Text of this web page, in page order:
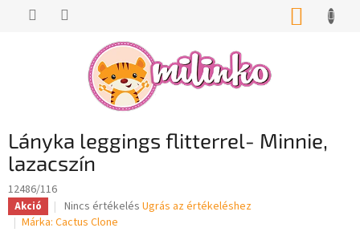
KOSÁR
Lányka leggings flitterrel- Minnie,
lazacszín
12486/116
Akció
A
termék
Nincs értékelés Ugrás az értékeléshez
Márka: Cactus Clone